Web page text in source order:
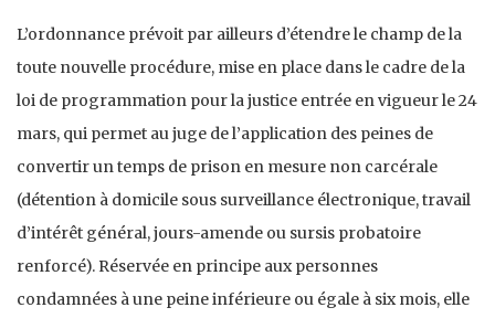
L’ordonnance prévoit par ailleurs d’étendre le champ de la
toute nouvelle procédure, mise en place dans le cadre de la
loi de programmation pour la justice entrée en vigueur le 24
mars, qui permet au juge de l’application des peines de
convertir un temps de prison en mesure non carcérale
(détention à domicile sous surveillance électronique, travail
d’intérêt général, jours-amende ou sursis probatoire
renforcé). Réservée en principe aux personnes
condamnées à une peine inférieure ou égale à six mois, elle